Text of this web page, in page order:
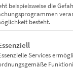
beispielsweise die
besteht.
eine Liste der
Services